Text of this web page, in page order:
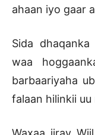
ahaan iyo gaar
Sida
waa
barbaariyaha
falaan hilinkii uu